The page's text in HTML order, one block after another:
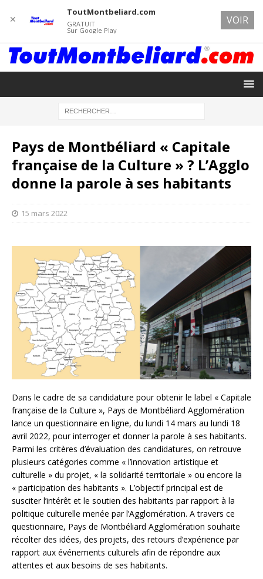
Pays de Montbéliard « Capitale
française de la Culture » ? L’Agglo
donne la parole à ses habitants
15 mars 2022
Dans le cadre de sa candidature pour obtenir le label « Capitale
française de la Culture », Pays de Montbéliard Agglomération
lance un questionnaire en ligne, du lundi 14 mars au lundi 18
avril 2022, pour interroger et donner la parole à ses habitants.
Parmi les critères d’évaluation des candidatures, on retrouve
plusieurs catégories comme « l’innovation artistique et
culturelle » du projet, « la solidarité territoriale » ou encore la
« participation des habitants ». L’objectif principal est de
susciter l’intérêt et le soutien des habitants par rapport à la
politique culturelle menée par l’Agglomération. A travers ce
questionnaire, Pays de Montbéliard Agglomération souhaite
récolter des idées, des projets, des retours d’expérience par
rapport aux événements culturels afin de répondre aux
attentes et aux besoins de ses habitants.
✕
ToutMontbeliard.com
GRATUIT
Sur Google Play
VOIR